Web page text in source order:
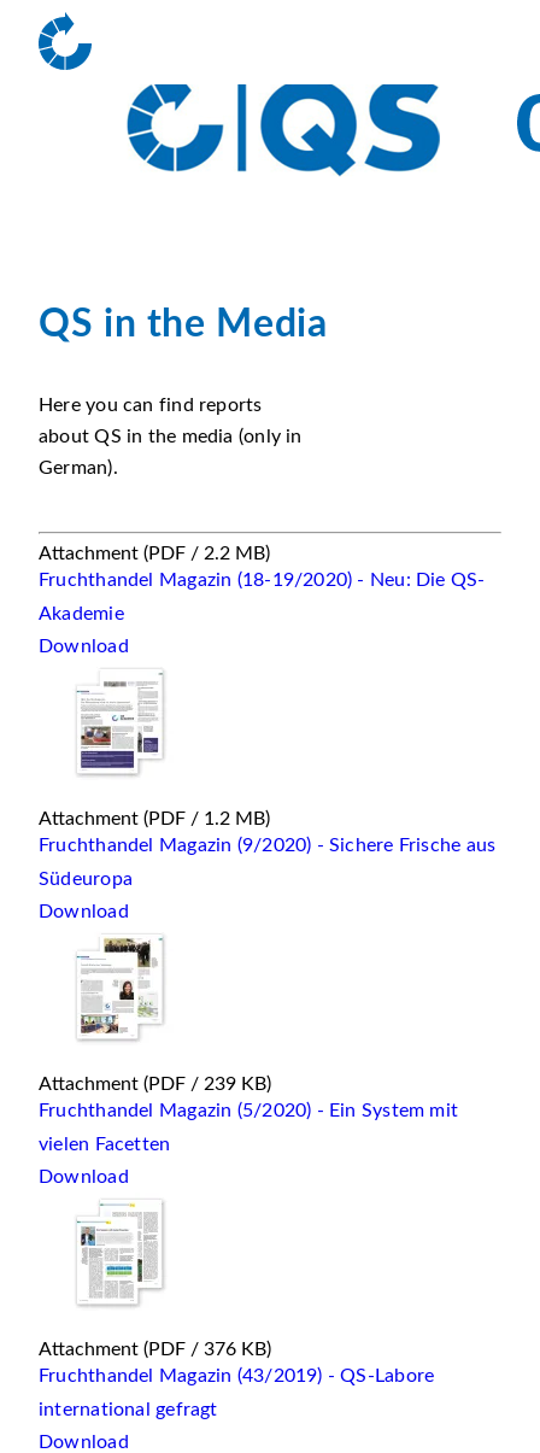
QS in the Media
Here you can find reports
about QS in the media (only in
German).
Attachment (PDF / 2.2 MB)
Fruchthandel Magazin (18-19/2020) - Neu: Die QS-
Akademie
Download
Attachment (PDF / 1.2 MB)
Fruchthandel Magazin (9/2020) - Sichere Frische aus
Südeuropa
Download
Attachment (PDF / 239 KB)
Fruchthandel Magazin (5/2020) - Ein System mit
vielen Facetten
Download
Attachment (PDF / 376 KB)
Fruchthandel Magazin (43/2019) - QS-Labore
international gefragt
Download